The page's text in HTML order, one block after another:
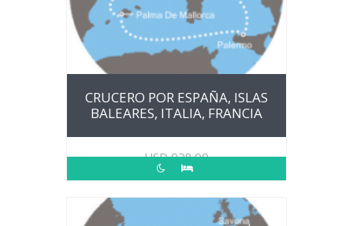
CRUCERO POR ESPAÑA, ISLAS
BALEARES, ITALIA, FRANCIA
USD928.00